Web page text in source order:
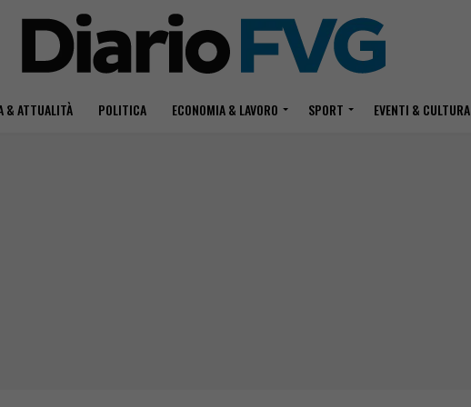
& ATTUALITÀ POLITICA ECONOMIA & LAVORO SPORT EVENTI & CULTURA